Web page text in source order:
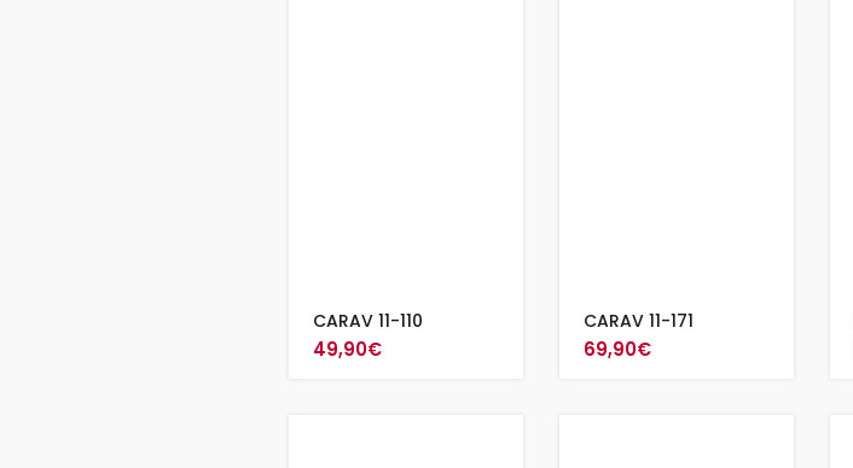
CARAV 11-110
49,90€
CARAV 11-171
69,90€